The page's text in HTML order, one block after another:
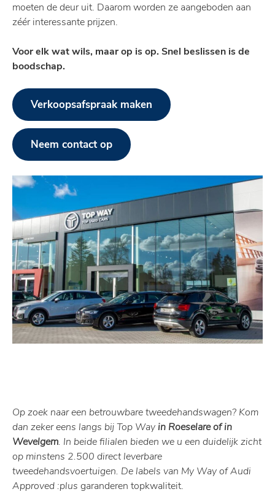
moeten de deur uit. Daarom worden ze aangeboden aan
zéér interessante prijzen.
Voor elk wat wils, maar op is op. Snel beslissen is de
boodschap.
Verkoopsafspraak maken
Neem contact op
Op zoek naar een betrouwbare tweedehandswagen? Kom
dan zeker eens langs bij Top Way in Roeselare of in
Wevelgem. In beide filialen bieden we u een duidelijk zicht
op minstens 2.500 direct leverbare
tweedehandsvoertuigen. De labels van My Way of Audi
Approved :plus garanderen topkwaliteit.